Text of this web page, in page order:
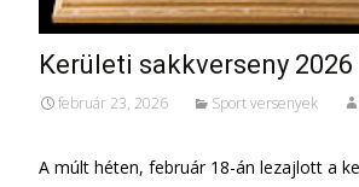
Kerületi sakkverseny 2026
február 23, 2026 Sport versenyek
A múlt héten, február 18-án lezajlott a